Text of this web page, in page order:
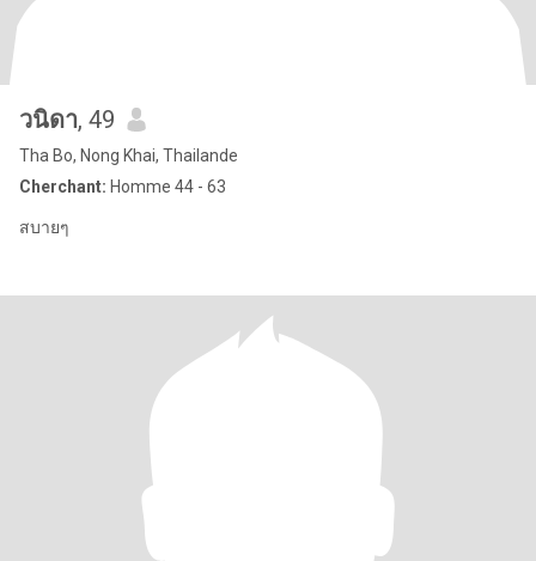
วนิดา, 49
Tha Bo, Nong Khai, Thailande
Cherchant: Homme 44 - 63
สบายๆ